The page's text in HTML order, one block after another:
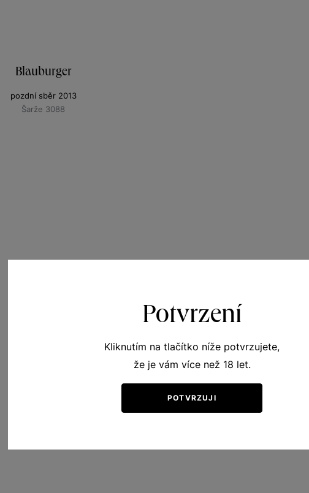
Blauburger
pozdní sběr 2013
Šarže 3088
Potvrzení
Kliknutím na tlačítko níže potvrzujete,
že je vám více než 18 let.
POTVRZUJI